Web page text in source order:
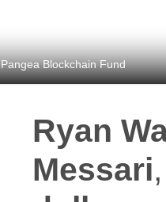
Pangea Blockchain Fund
Ryan
Messari